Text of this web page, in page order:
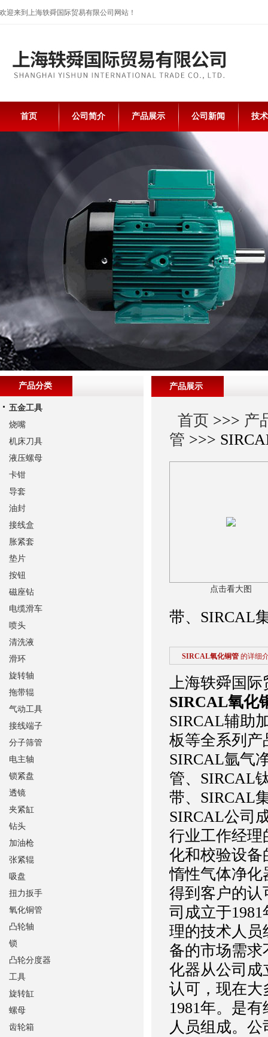
欢迎来到上海轶舜国际贸易有限公司网站！
首页 公司简介 产品展示 公司新闻 技
产品展示
首页 >>> 产
管 >>>
点击看大图
带、SIRCAL
SIRCAL氧化铜管 的详细
上海轶舜国际
SIRCAL氧化
SIRCAL辅助
板等全系
SIRCAL氩气
管、SIRCAL
带、SIRCAL
SIRCAL公司
行业工作经理
化和校验设备
惰性气体净化
得到客户的认
司成立于
理的技术人员
备的市场需求
化器从公司成
认可，现在大
1981年。是
人员组成。
产品分类
五金工具
烧嘴
机床刀具
液压螺母
卡钳
导套
油封
接线盒
胀紧套
垫片
按钮
磁座钻
电缆滑车
喷头
清洗液
滑环
旋转轴
拖带辊
气动工具
接线端子
分子筛管
电主轴
锁紧盘
透镜
夹紧缸
钻头
加油枪
张紧辊
吸盘
扭力扳手
氧化铜管
凸轮轴
锁
凸轮分度器
工具
旋转缸
螺母
齿轮箱